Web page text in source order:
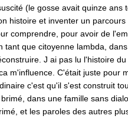
(le gosse avait quinze
histoire et inventer un
comprendre, pour avoir de
tant que citoyenne lambda,
J ai pas lu l'histoire
m'influence. C'était juste pour
c'est qu'il s'est construit
dans une famille sans
et les paroles des autres